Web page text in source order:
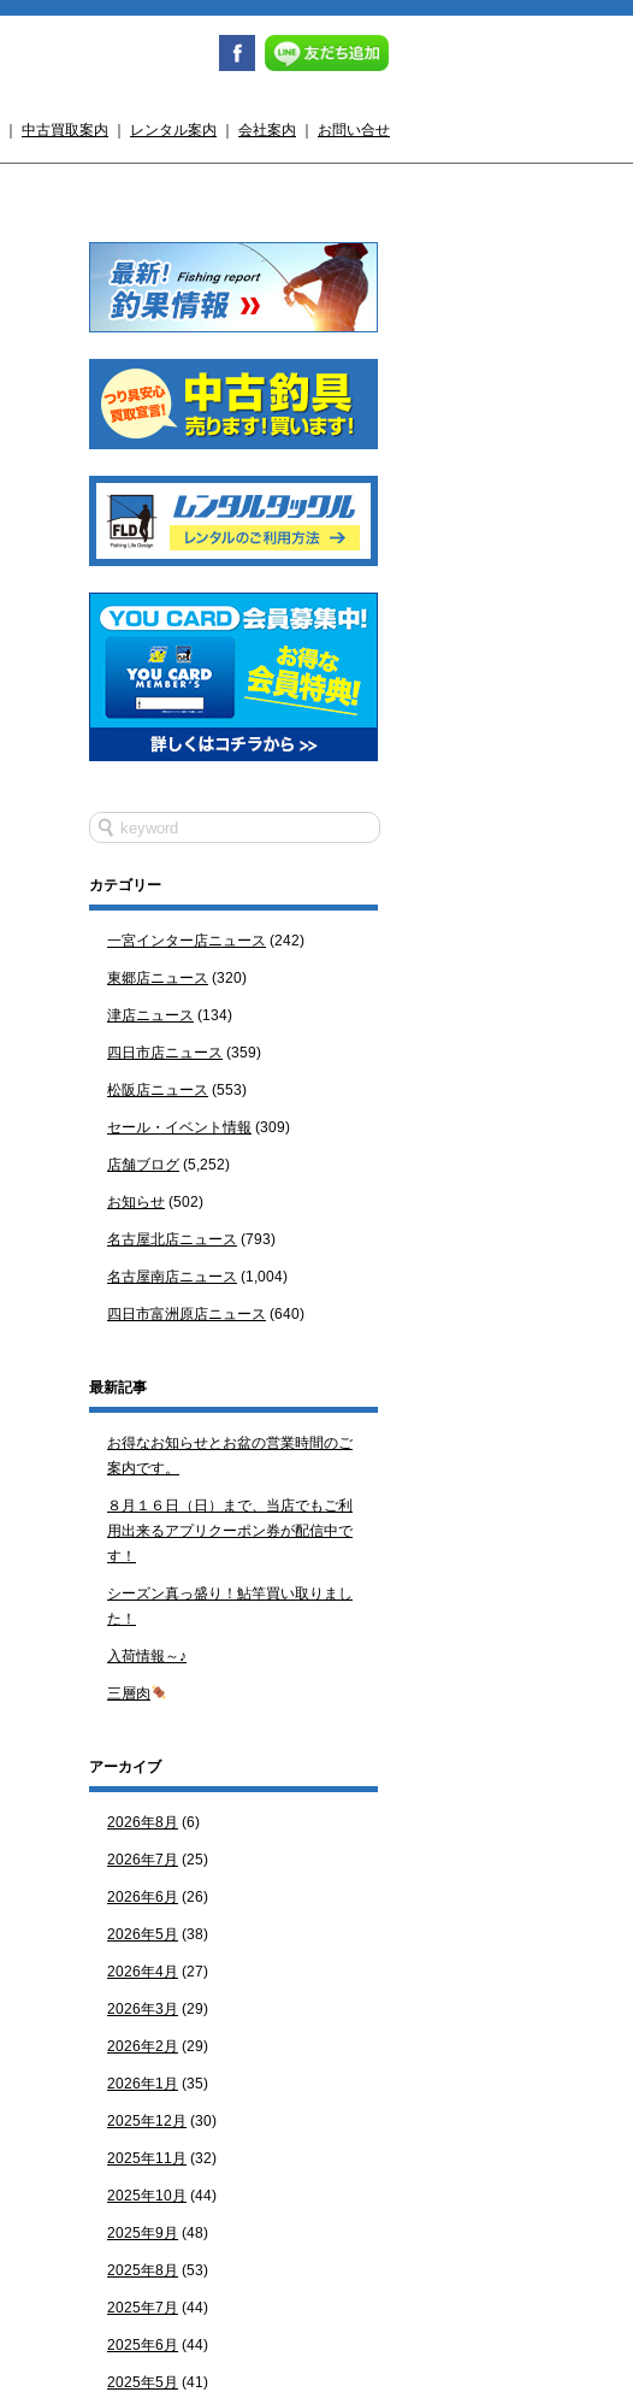
中古買取案内 レンタル案内 会社案内 お問い合せ
カテゴリー
一宮インター店ニュース (242)
東郷店ニュース (320)
津店ニュース (134)
四日市店ニュース (359)
松阪店ニュース (553)
セール・イベント情報 (309)
店舗ブログ (5,252)
お知らせ (502)
名古屋北店ニュース (793)
名古屋南店ニュース (1,004)
四日市富洲原店ニュース (640)
最新記事
お得なお知らせとお盆の営業時間のご
案内です。
８月１６日（日）まで、当店でもご利
用出来るアプリクーポン券が配信中で
す！
シーズン真っ盛り！鮎竿買い取りまし
た！
入荷情報～♪
三層肉
アーカイブ
2026年8月 (6)
2026年7月 (25)
2026年6月 (26)
2026年5月 (38)
2026年4月 (27)
2026年3月 (29)
2026年2月 (29)
2026年1月 (35)
2025年12月 (30)
2025年11月 (32)
2025年10月 (44)
2025年9月 (48)
2025年8月 (53)
2025年7月 (44)
2025年6月 (44)
2025年5月 (41)